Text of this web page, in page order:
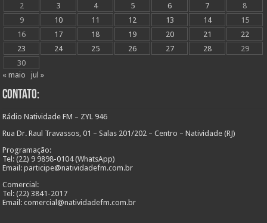
2
3 4 5 6 7
8
9
10 11 12 13 14
15
16
17 18 19 20 21
22
23
24 25 26 27 28
29
30
« maio
jul »
Contato:
Rádio Natividade FM – ZYL 946
Rua Dr. Raul Travassos, 01 – Salas 201/202 – Centro – Natividade (RJ)
Programação:
Tel: (22) 9 9898-0104 (WhatsApp)
Email: participe@natividadefm.com.br
Comercial:
Tel: (22) 3841-2017
Email: comercial@natividadefm.com.br